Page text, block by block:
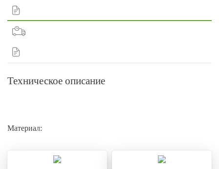
Техническое описание
Материал: